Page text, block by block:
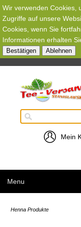
Wir verwenden Cookies,
Zugriffe auf unsere
Cookies, wenn Sie
Informationen erhalten
Bestätigen Ablehnen
Mein
Menu
Henna Produkte